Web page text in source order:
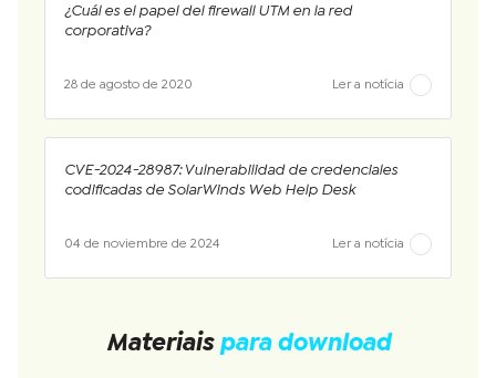
¿Cuál es el papel del firewall UTM en la red
corporativa?
28 de agosto de 2020 Ler a notícia
CVE-2024-28987: Vulnerabilidad de credenciales
codificadas de SolarWinds Web Help Desk
04 de noviembre de 2024 Ler a notícia
Materiais para download